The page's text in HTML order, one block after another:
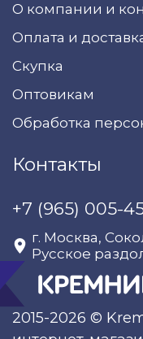
2015-2026 ©
О компании и
Оплата и
Скупка
Оптовикам
Обработка
Контакты
+7 (965) 005-
г. Москва,
Русское